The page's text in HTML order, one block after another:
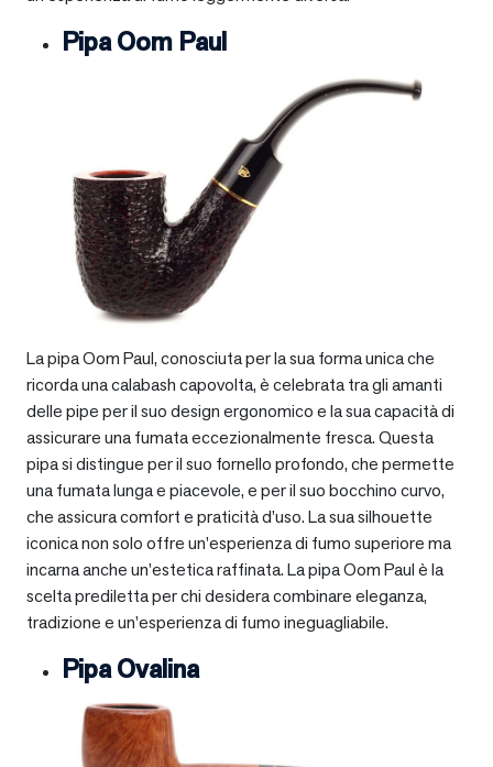
Pipa Oom Paul
La pipa Oom Paul, conosciuta per la sua forma unica che
ricorda una calabash capovolta, è celebrata tra gli amanti
delle pipe per il suo design ergonomico e la sua capacità di
assicurare una fumata eccezionalmente fresca. Questa
pipa si distingue per il suo fornello profondo, che permette
una fumata lunga e piacevole, e per il suo bocchino curvo,
che assicura comfort e praticità d’uso. La sua silhouette
iconica non solo offre un’esperienza di fumo superiore ma
incarna anche un’estetica raffinata. La pipa Oom Paul è la
scelta prediletta per chi desidera combinare eleganza,
tradizione e un’esperienza di fumo ineguagliabile.
Pipa Ovalina